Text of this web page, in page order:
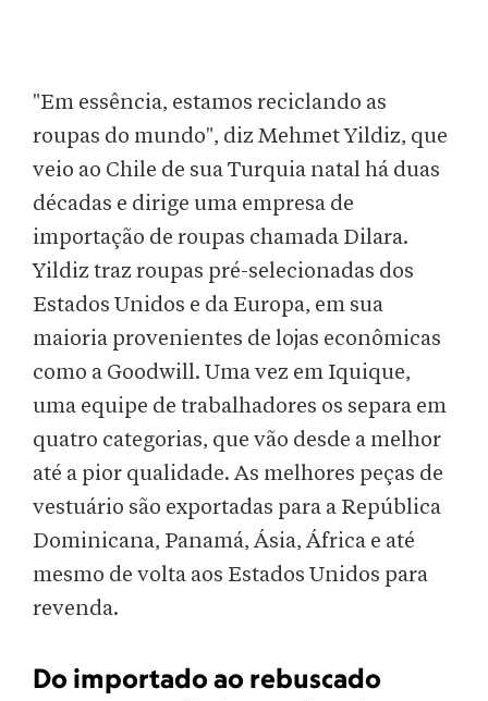
"Em essência, estamos reciclando as
roupas do mundo", diz Mehmet Yildiz, que
veio ao Chile de sua Turquia natal há duas
décadas e dirige uma empresa de
importação de roupas chamada Dilara.
Yildiz traz roupas pré-selecionadas dos
Estados Unidos e da Europa, em sua
maioria provenientes de lojas econômicas
como a Goodwill. Uma vez em Iquique,
uma equipe de trabalhadores os separa em
quatro categorias, que vão desde a melhor
até a pior qualidade. As melhores peças de
vestuário são exportadas para a República
Dominicana, Panamá, Ásia, África e até
mesmo de volta aos Estados Unidos para
revenda.
Do importado ao rebuscado